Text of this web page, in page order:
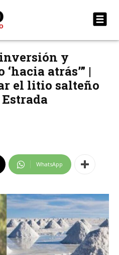
y
atrás’” |
el litio salteño
WhatsApp